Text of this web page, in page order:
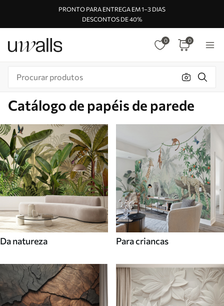
PRONTO PARA ENTREGA EM 1–3 DIAS
DESCONTOS DE 40%
0 0
Catálogo de papéis de parede
Da natureza Para criancas